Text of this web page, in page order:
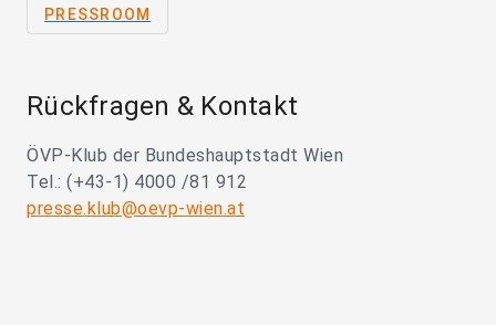
PRESSROOM
Rückfragen & Kontakt
ÖVP-Klub der Bundeshauptstadt Wien
Tel.: (+43-1) 4000 /81 912
presse.klub@oevp-wien.at